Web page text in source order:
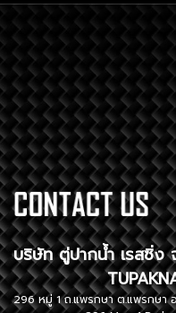
บริษัท ตู่ปาก
TUPAKNAM
296 หมู่ 1 ถ.แพรกษา ต.แพ